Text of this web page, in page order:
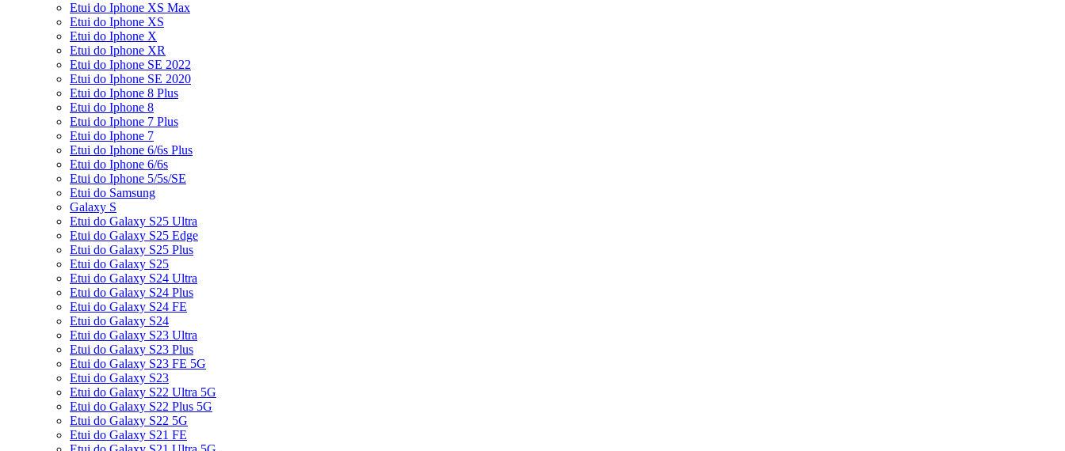
Etui do Iphone XS Max
Etui do Iphone XS
Etui do Iphone X
Etui do Iphone XR
Etui do Iphone SE 2022
Etui do Iphone SE 2020
Etui do Iphone 8 Plus
Etui do Iphone 8
Etui do Iphone 7 Plus
Etui do Iphone 7
Etui do Iphone 6/6s Plus
Etui do Iphone 6/6s
Etui do Iphone 5/5s/SE
Etui do Samsung
Galaxy S
Etui do Galaxy S25 Ultra
Etui do Galaxy S25 Edge
Etui do Galaxy S25 Plus
Etui do Galaxy S25
Etui do Galaxy S24 Ultra
Etui do Galaxy S24 Plus
Etui do Galaxy S24 FE
Etui do Galaxy S24
Etui do Galaxy S23 Ultra
Etui do Galaxy S23 Plus
Etui do Galaxy S23 FE 5G
Etui do Galaxy S23
Etui do Galaxy S22 Ultra 5G
Etui do Galaxy S22 Plus 5G
Etui do Galaxy S22 5G
Etui do Galaxy S21 FE